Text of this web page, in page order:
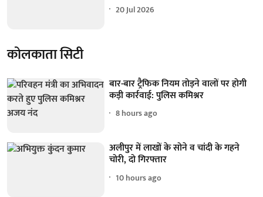
20 Jul 2026
कोलकाता सिटी
बार-बार ट्रैफिक नियम तोड़ने वालों पर होगी
कड़ी कार्रवाई: पुलिस कमिश्नर
8 hours ago
अलीपुर में लाखों के सोने व चांदी के गहने
चोरी, दो गिरफ्तार
10 hours ago